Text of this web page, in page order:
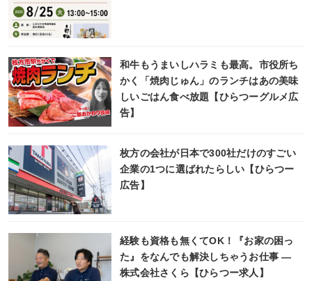
和牛もうまいしハラミも最高。市役所ち
かく「焼肉じゅん」のランチはあの美味
しいごはん食べ放題【ひらつーグルメ広
告】
枚方の会社が日本で300社だけのすごい
企業の1つに選ばれたらしい【ひらつー
広告】
経験も資格も無くてOK！『お家の困っ
た』をなんでも解決しちゃうお仕事 ―
株式会社さくら【ひらつー求人】